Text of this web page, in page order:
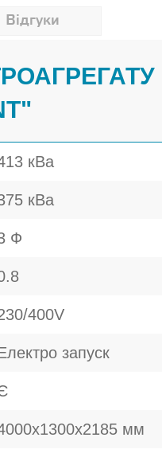
Відгуки
кВа
кВа
Ф
400V
запуск
мм